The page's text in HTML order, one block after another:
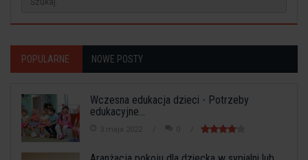
POPULARNE NOWE POSTY
Wczesna edukacja dzieci - Potrzeby
edukacyjne...
3 maja 2022 0